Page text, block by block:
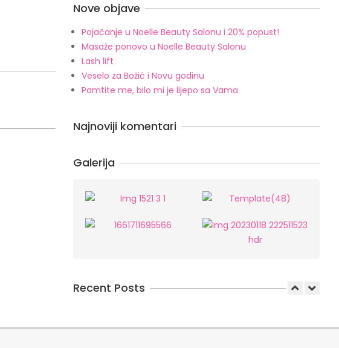
Nove objave
Pojačanje u Noelle Beauty Salonu i 20% popust!
Masaže ponovo u Noelle Beauty Salonu
Lash lift
Veselo za Božić i Novu godinu
Pamtite me, bilo mi je lijepo sa Vama
Najnoviji komentari
Galerija
Recent Posts
popust!